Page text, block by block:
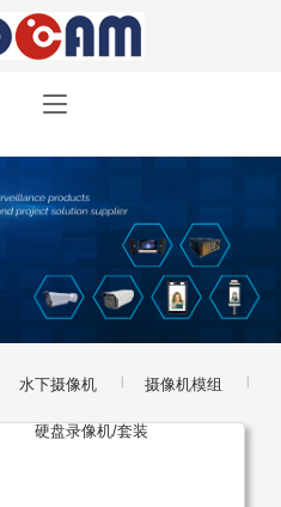
水下摄像机 | 摄像机模组 |
| 硬盘录像机/套装 |